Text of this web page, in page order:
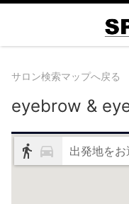
サロン検索マップへ戻る
eyebrow &
出発地を